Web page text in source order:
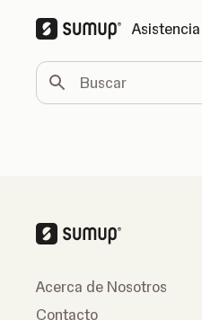
Asistencia
Buscar
Acerca de Nosotros
Contacto